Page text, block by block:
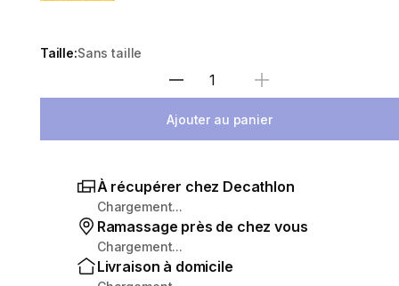
Taille:Sans taille
Sélectionnez la quantité
Ajouter au panier
À récupérer chez Decathlon
Chargement...
Ramassage près de chez vous
Chargement...
Livraison à domicile